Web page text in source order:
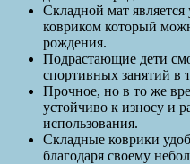
Складной мат
ковриком который
рождения.
Подрастающие дети
спортивных занятий в
Прочное, но в то же
устойчиво к износу и
использования.
Складные коврики
благодаря своему